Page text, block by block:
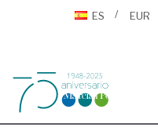
ES
EUR